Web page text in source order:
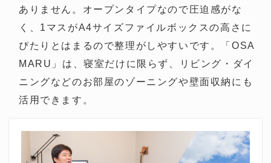
ありません。オープンタイプなので圧迫感がな
く、1マスがA4サイズファイルボックスの高さに
ぴたりとはまるので整理がしやすいです。「OSA
MARU」は、寝室だけに限らず、リビング・ダイ
ニングなどのお部屋のゾーニングや壁面収納にも
活用できます。